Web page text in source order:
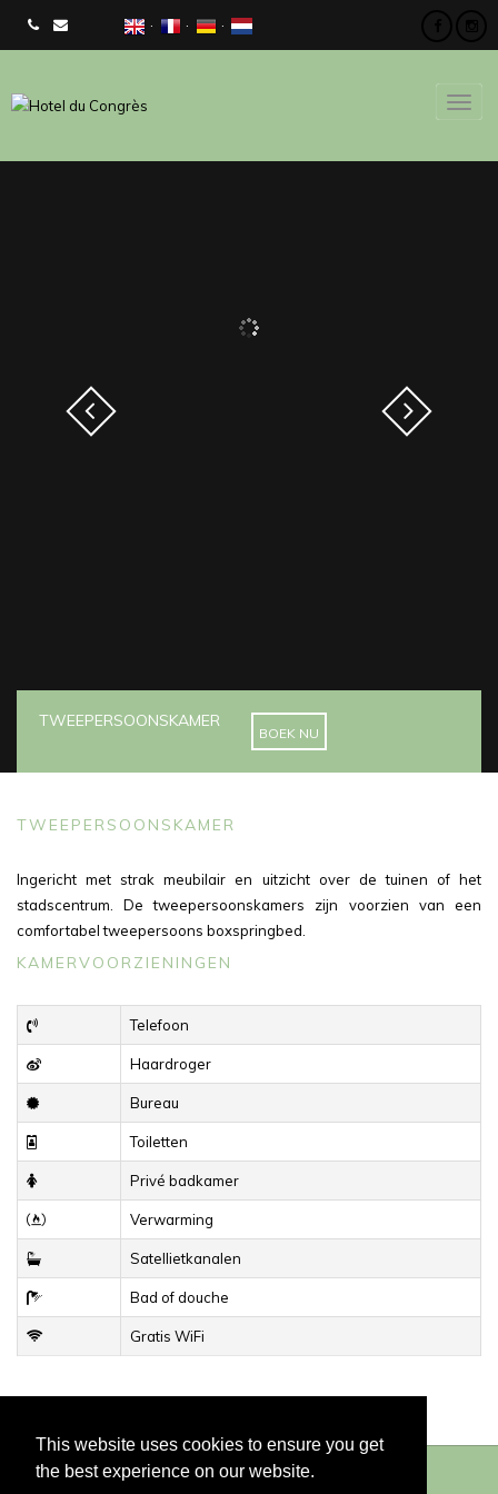
This website uses cookies to ensure you get
the best experience on our website.
TWEEPERSOONSKAMER
BOEK NU
TWEEPERSOONSKAMER
Ingericht met strak meubilair en uitzicht over de tuinen of het
stadscentrum. De tweepersoonskamers zijn voorzien van een
comfortabel tweepersoons boxspringbed.
KAMERVOORZIENINGEN
Telefoon
Haardroger
Bureau
Toiletten
Privé badkamer
Verwarming
Satellietkanalen
Bad of douche
Gratis WiFi
Hotel du Congrès© 2026